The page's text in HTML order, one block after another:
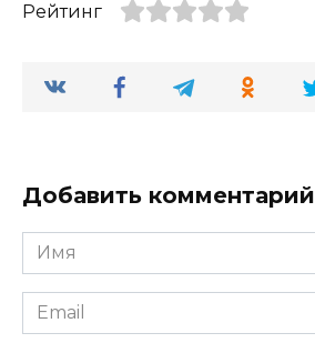
Рейтинг
Добавить комментарий
Имя
*
Email
*